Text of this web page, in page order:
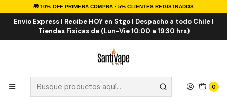
🎁 10% OFF PRIMERA COMPRA · 5% CLIENTES REGISTRADOS
Envio Express | Recibe HOY en Stgo | Despacho a todo Chile |
Tiendas Fisicas de (Lun-Vie 10:00 a 19:30 hrs)
0
Inicio E-LIQUID IMPORTADOS
E-liquid Importados 100ml
Fruit Monster Strawberry Banana 100ml